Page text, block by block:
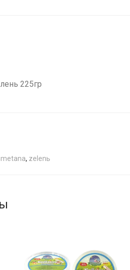
225гр
, zelenь